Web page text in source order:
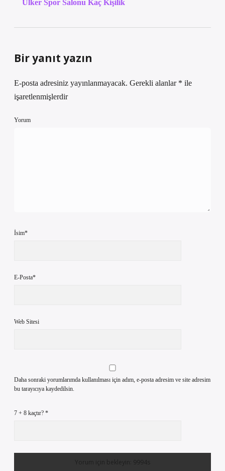
Ülker Spor Salonu Kaç Kişilik
Bir yanıt yazın
E-posta adresiniz yayınlanmayacak. Gerekli alanlar * ile
işaretlenmişlerdir
Yorum
İsim*
E-Posta*
Web Sitesi
Daha sonraki yorumlarımda kullanılması için adım, e-posta adresim ve site adresim
bu tarayıcıya kaydedilsin.
7 + 8 kaçtır? *